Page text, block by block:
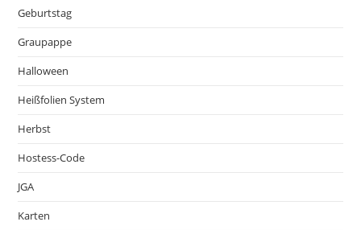
Geburtstag
Graupappe
Halloween
Heißfolien System
Herbst
Hostess-Code
JGA
Karten